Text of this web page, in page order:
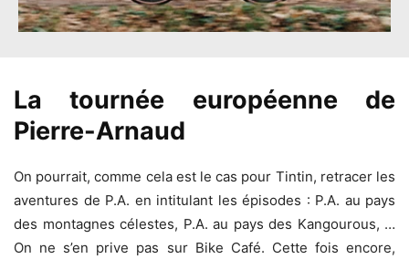
La tournée européenne de
Pierre-Arnaud
On pourrait, comme cela est le cas pour Tintin, retracer les
aventures de P.A. en intitulant les épisodes : P.A. au pays
des montagnes célestes, P.A. au pays des Kangourous, …
On ne s’en prive pas sur Bike Café. Cette fois encore,